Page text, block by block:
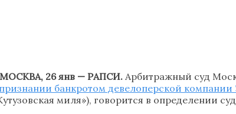
МОСКВА, 26 янв — РАПСИ. Арбитражный суд
банкротом девелоперской
миля»), говорится в определении